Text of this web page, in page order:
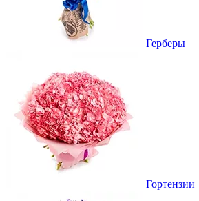
Герберы
Гортензии